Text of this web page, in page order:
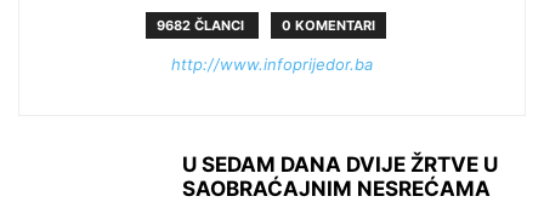
9682 ČLANCI 0 KOMENTARI
http://www.infoprijedor.ba
U SEDAM DANA DVIJE ŽRTVE U
SAOBRAĆAJNIM NESREĆAMA